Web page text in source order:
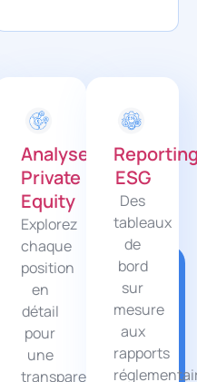
Analyse
Private
Equity
Explorez
chaque
position
en
détail
pour
une
transparence
ESG
Des
tableaux
de
bord
sur
mesure
aux
rapports